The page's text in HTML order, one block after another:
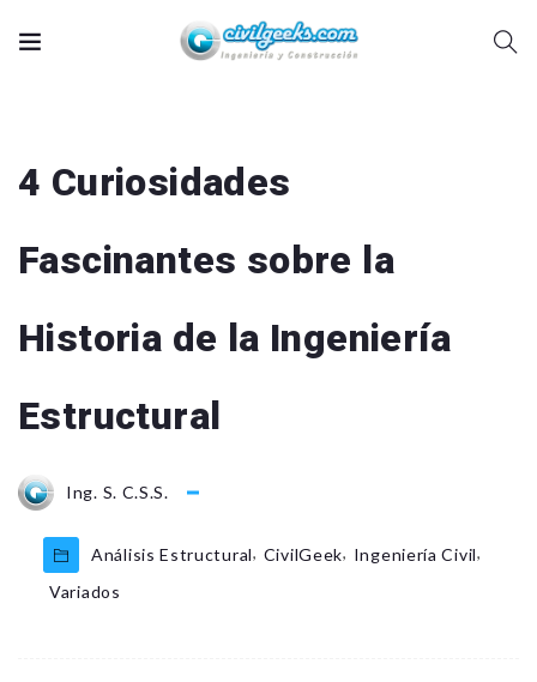
4 Curiosidades
Fascinantes sobre la
Historia de la Ingeniería
Estructural
Ing. S. C.S.S.
Análisis Estructural, CivilGeek, Ingeniería Civil,
Variados